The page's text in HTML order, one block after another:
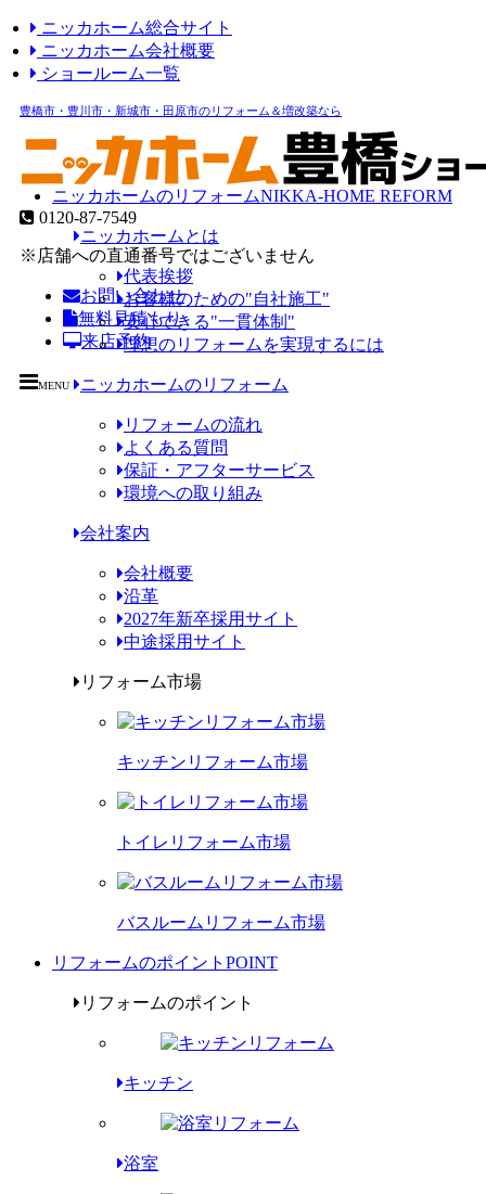
ニッカホーム総合サイト
ニッカホーム会社概要
ショールーム一覧
豊橋市・豊川市・新城市・田原市のリフォーム＆増改築なら
0120-87-7549
※店舗への直通番号ではございません
お問い合わせ
無料見積もり
来店予約
MENU
ニッカホームのリフォームNIKKA-HOME REFORM
ニッカホームとは
代表挨拶
お客様のための"自社施工"
安心できる"一貫体制"
理想のリフォームを実現するには
ニッカホームのリフォーム
リフォームの流れ
よくある質問
保証・アフターサービス
環境への取り組み
会社案内
会社概要
沿革
2027年新卒採用サイト
中途採用サイト
リフォーム市場
キッチンリフォーム市場
トイレリフォーム市場
バスルームリフォーム市場
リフォームのポイント POINT
リフォームのポイント
キッチン
浴室